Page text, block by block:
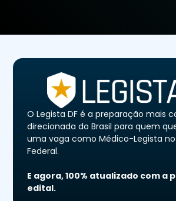
O Legista DF é a preparação mais
direcionada do Brasil para quem
uma vaga como Médico-Legista
Federal.
E agora, 100% atualizado com a
edital.